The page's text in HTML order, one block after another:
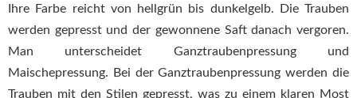
Ihre Farbe reicht von hellgrün bis dunkelgelb. Die Trauben
werden gepresst und der gewonnene Saft danach vergoren.
Man unterscheidet Ganztraubenpressung und
Maischepressung. Bei der Ganztraubenpressung werden die
Trauben mit den Stilen gepresst, was zu einem klaren Most